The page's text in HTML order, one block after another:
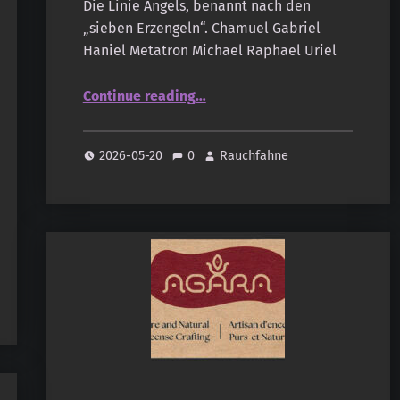
Die Linie Angels, benannt nach den
„sieben Erzengeln“. Chamuel Gabriel
Haniel Metatron Michael Raphael Uriel
Continue reading“Natural Incense Company – Angels”
…
2026-05-20 0 Rauchfahne